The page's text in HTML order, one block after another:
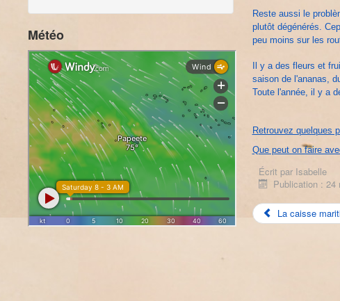
Météo
Reste aussi le
plutôt dégénérés.
peu moins sur les
Il y a des fleurs et
saison de l'ananas,
Toute l'année, il y a
Retrouvez quelques
Que peut on faire
Écrit par Isabelle
Publication : 24
La caisse